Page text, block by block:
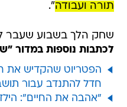
תורה ועבודה".
שחק הלך בשבוע שעבר
לכתבות נוספות במדור
הפטריוט שהקדיש את
חדל להתנדב עבור
"אהבה את החיים":